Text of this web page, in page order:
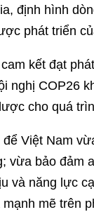
định hình
phát triển
kết đạt
nghị COP26
cho quá
Việt Nam
vừa bảo đảm
và năng lực
mẽ trên